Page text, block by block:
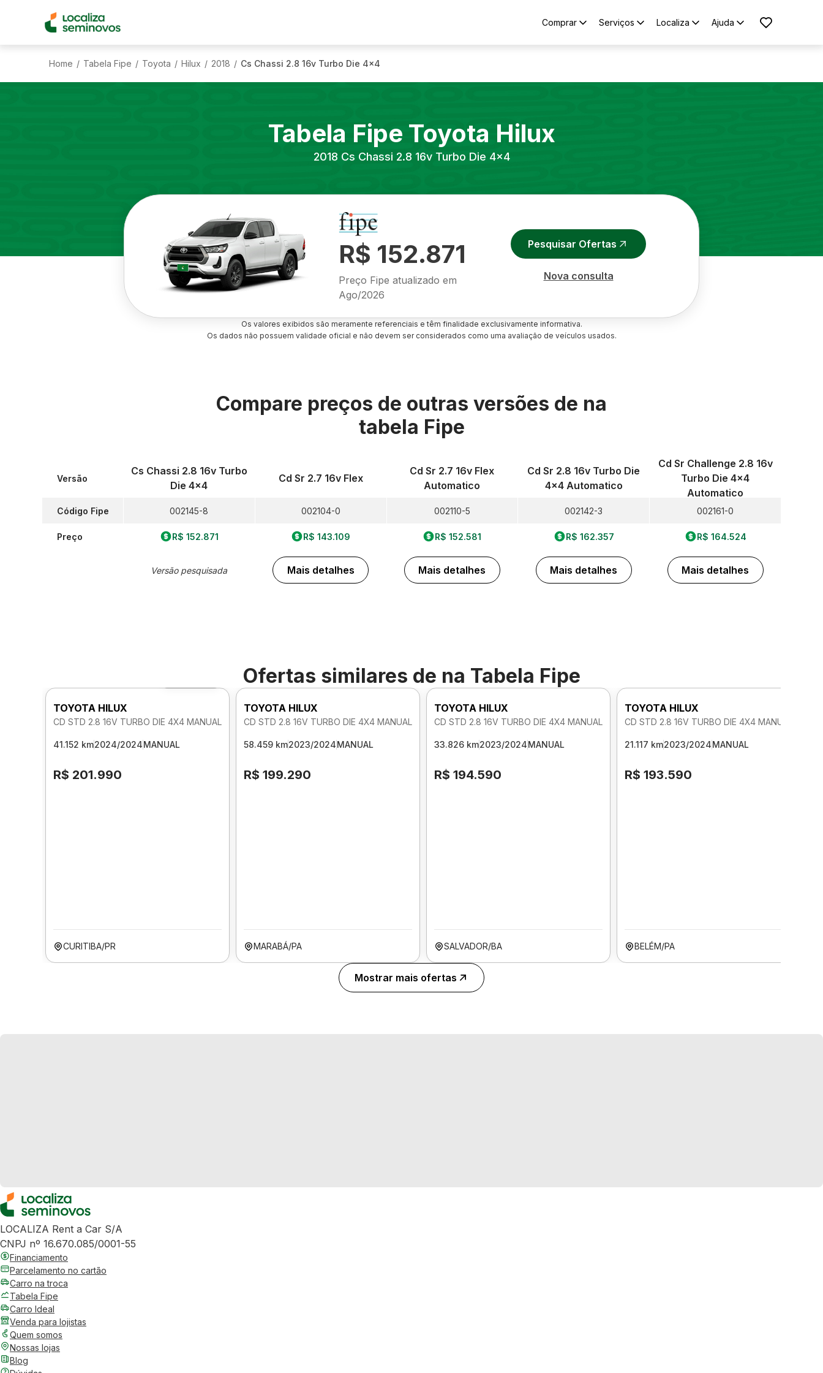
Comprar Serviços Localiza Ajuda
Home / Tabela Fipe / Toyota / Hilux / 2018 / Cs Chassi 2.8 16v Turbo Die 4x4
Tabela Fipe Toyota Hilux
2018 Cs Chassi 2.8 16v Turbo Die 4x4
R$ 152.871
Preço Fipe atualizado em
Ago/2026
Pesquisar Ofertas
Nova consulta
Os valores exibidos são meramente referenciais e têm finalidade exclusivamente informativa.
Os dados não possuem validade oficial e não devem ser considerados como uma avaliação de veículos usados.
Compare preços de outras versões de na
tabela Fipe
Versão
Código Fipe
Preço
Cs Chassi 2.8 16v Turbo
Die 4x4
002145-8
R$ 152.871
Versão pesquisada
Cd Sr 2.7 16v Flex
002104-0
R$ 143.109
Mais detalhes
Cd Sr 2.7 16v Flex
Automatico
002110-5
R$ 152.581
Mais detalhes
Cd Sr 2.8 16v Turbo Die
4x4 Automatico
002142-3
R$ 162.357
Mais detalhes
Cd Sr Challenge 2.8 16v
Turbo Die 4x4
Automatico
002161-0
R$ 164.524
Mais detalhes
Ofertas similares de na Tabela Fipe
TOYOTA HILUX
CD STD 2.8 16V TURBO DIE 4X4 MANUAL
41.152 km2024/2024MANUAL
R$ 201.990
CURITIBA/PR
TOYOTA HILUX
CD STD 2.8 16V TURBO DIE 4X4 MANUAL
58.459 km2023/2024MANUAL
R$ 199.290
MARABÁ/PA
TOYOTA HILUX
CD STD 2.8 16V TURBO DIE 4X4 MANUAL
33.826 km2023/2024MANUAL
R$ 194.590
SALVADOR/BA
TOYOTA HILUX
CD STD 2.8 16V TURBO DIE 4X4 MANUAL
21.117 km2023/2024MANUAL
R$ 193.590
BELÉM/PA
Mostrar mais ofertas
LOCALIZA Rent a Car S/A
CNPJ nº 16.670.085/0001-55
Financiamento
Parcelamento no cartão
Carro na troca
Tabela Fipe
Carro Ideal
Venda para lojistas
Quem somos
Nossas lojas
Blog